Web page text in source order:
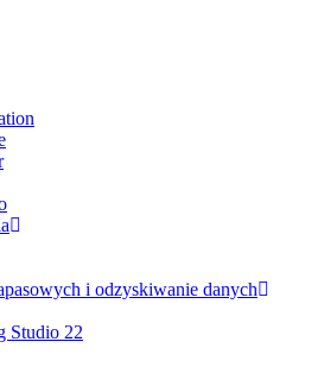
i odzyskiwanie danych
Studio 22